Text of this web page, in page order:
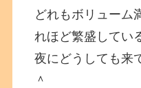
どれもボリューム
れほど繁盛してい
夜にどうしても来
＾